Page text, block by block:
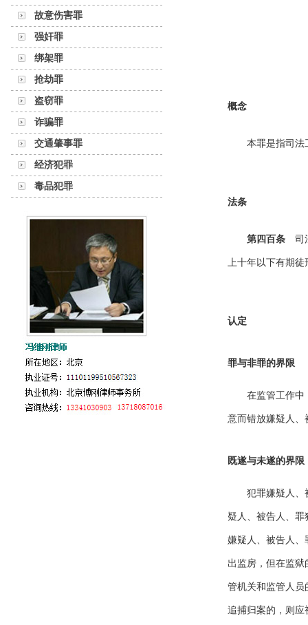
故意伤害罪
强奸罪
绑架罪
抢劫罪
盗窃罪
诈骗罪
交通肇事罪
经济犯罪
毒品犯罪
概念
本罪是指司法
法条
第四百条 司
上十年以下有期徒
认定
罪与非罪的界限
在监管工作中
意而错放嫌疑人、
既遂与未遂的界限
犯罪嫌疑人、
疑人、被告人、
嫌疑人、被告人、
出监房，但在监
管机关和监管人员
追捕归案的，则应